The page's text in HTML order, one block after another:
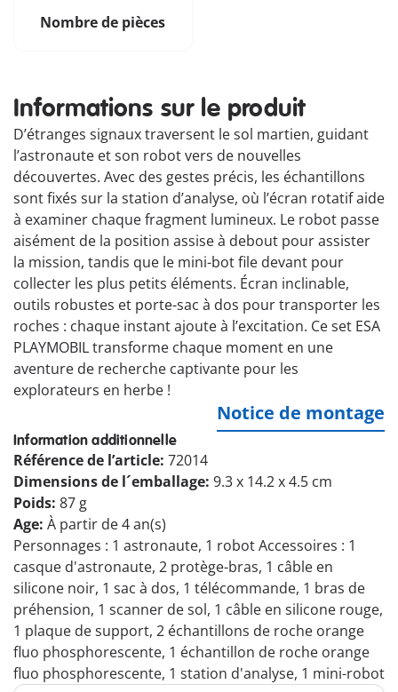
Nombre de pièces
Informations sur le produit
D’étranges signaux traversent le sol martien, guidant
l’astronaute et son robot vers de nouvelles
découvertes. Avec des gestes précis, les échantillons
sont fixés sur la station d’analyse, où l’écran rotatif aide
à examiner chaque fragment lumineux. Le robot passe
aisément de la position assise à debout pour assister
la mission, tandis que le mini-bot file devant pour
collecter les plus petits éléments. Écran inclinable,
outils robustes et porte-sac à dos pour transporter les
roches : chaque instant ajoute à l’excitation. Ce set ESA
PLAYMOBIL transforme chaque moment en une
aventure de recherche captivante pour les
explorateurs en herbe !
Notice de montage
Information additionnelle
Référence de l’article: 72014
Dimensions de l´emballage: 9.3 x 14.2 x 4.5 cm
Poids: 87 g
Age: À partir de 4 an(s)
Personnages : 1 astronaute, 1 robot Accessoires : 1
casque d'astronaute, 2 protège-bras, 1 câble en
silicone noir, 1 sac à dos, 1 télécommande, 1 bras de
préhension, 1 scanner de sol, 1 câble en silicone rouge,
1 plaque de support, 2 échantillons de roche orange
fluo phosphorescente, 1 échantillon de roche orange
fluo phosphorescente, 1 station d'analyse, 1 mini-robot